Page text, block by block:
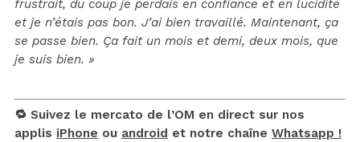
frustrait, du coup je perdais en confiance et en lucidité
et je n’étais pas bon. J’ai bien travaillé. Maintenant, ça
se passe bien. Ça fait un mois et demi, deux mois, que
je suis bien. »
🔁 Suivez le mercato de l’OM en direct sur nos
applis iPhone ou android et notre chaîne Whatsapp !